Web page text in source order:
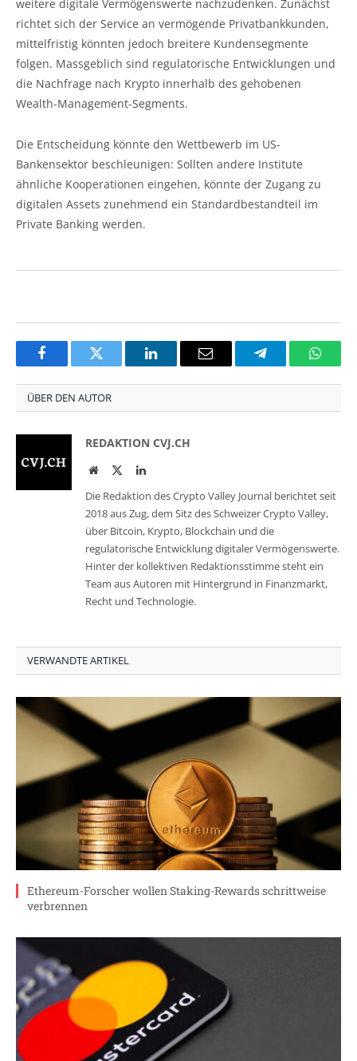
weitere digitale Vermögenswerte nachzudenken. Zunächst
richtet sich der Service an vermögende Privatbankkunden,
mittelfristig könnten jedoch breitere Kundensegmente
folgen. Massgeblich sind regulatorische Entwicklungen und
die Nachfrage nach Krypto innerhalb des gehobenen
Wealth-Management-Segments.
Die Entscheidung könnte den Wettbewerb im US-
Bankensektor beschleunigen: Sollten andere Institute
ähnliche Kooperationen eingehen, könnte der Zugang zu
digitalen Assets zunehmend ein Standardbestandteil im
Private Banking werden.
FacebookTwitter LinkedInEmail Telegram
ÜBER DEN AUTOR
REDAKTION CVJ.CH
WebsiteTwitterLinkedIn
Die Redaktion des Crypto Valley Journal berichtet seit
2018 aus Zug, dem Sitz des Schweizer Crypto Valley,
über Bitcoin, Krypto, Blockchain und die
regulatorische Entwicklung digitaler Vermögenswerte.
Hinter der kollektiven Redaktionsstimme steht ein
Team aus Autoren mit Hintergrund in Finanzmarkt,
Recht und Technologie.
VERWANDTE ARTIKEL
Ethereum-Forscher wollen Staking-Rewards schrittweise
verbrennen